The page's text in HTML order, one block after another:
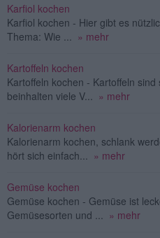
Karfiol kochen
Karfiol kochen - Hier gibt es
Thema: Wie ...
» mehr
Kartoffeln kochen
Kartoffeln kochen - Kartoffeln
beinhalten viele V...
» mehr
Kalorienarm kochen
Kalorienarm kochen, schlank
hört sich einfach...
» mehr
Gemüse kochen
Gemüse kochen - Gemüse ist
Gemüsesorten und ...
» mehr